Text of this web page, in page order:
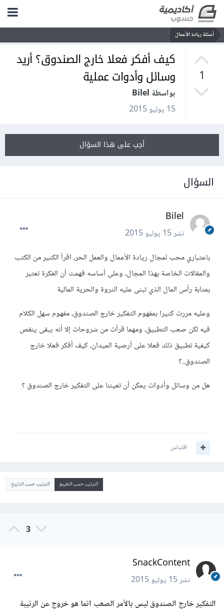
أسئلة ريادة الأعمال
1
كيف أفكر فعلا خارج الصندوق؟ أريد
وسائل وأدوات عملية
بواسطة Bilel
15 يوليو 2015
أجب على هذا السؤال
السؤال
Bilel
نشر15 يوليو 2015
باعتباري محب لمجال ريادة الأعمال والعمل الحر، اقرأ الكثير من الكتب
والمقالات الخاصة بهذا المجال، وعلى أساسه فهمت أن الفكرة تعتبر
بمثابة رأس المال الذي تبنى عليه الثروة والحرية المالية
وعليه مررت كثيرا بمفهوم التفكير خارج الصندوق، مفهوم سهل الكلام
فيه لكن صعب التطبيق، ومهما قرأت من شروحات إلا أنه يبقى ينقص
كيفية تطبيق ذلك فعلا على أرصية الميدان، كيف أفكر فعلا خارج
الصندوق..؟
هل من وسائل وأدوات يمكن أن تعيننا على التفكير خارج الصندوق ؟
اقتباس
الترتيب حسب التقييم الترتيب حسب التاريخ
3
SnackContent
نشر15 يوليو 2015
التفكير خارج الصندوق ليس بالأمر الصعب انما هو خروج عن الرتيبة